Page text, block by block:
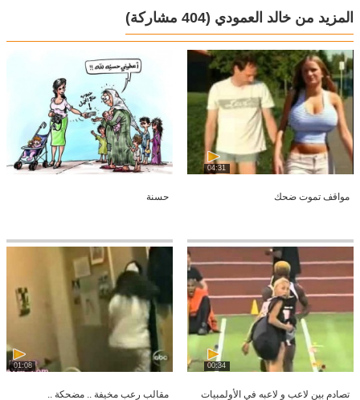
المزيد من خالد العمودي (404 مشاركة)
04:31
مواقف تموت ضحك حسنة
00:34
تصادم بين لاعب و لاعبه في الأولمبيات
01:08
مقالب رعب مخيفة .. مضحكة ..